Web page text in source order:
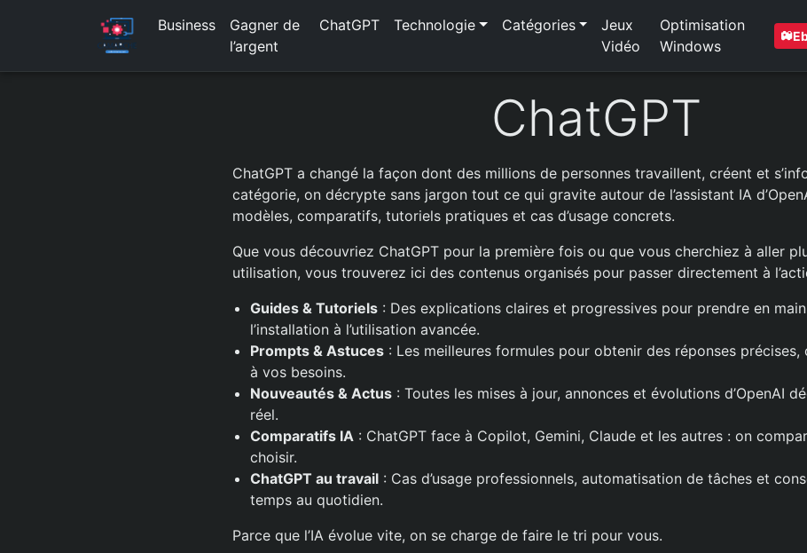
Business
Gagner de
l’argent
ChatGPT Technologie Catégories
Jeux
Vidéo
Optimisation
Windows
ChatGPT
ChatGPT a changé la façon dont des millions de personnes travaillent, créent et
catégorie, on décrypte sans jargon tout ce qui gravite autour de l’assistant IA
modèles, comparatifs, tutoriels pratiques et cas d’usage concrets.
Que vous découvriez ChatGPT pour la première fois ou que vous cherchiez à aller
utilisation, vous trouverez ici des contenus organisés pour passer directement à
Guides & Tutoriels : Des explications claires et progressives pour prendre en
l’installation à l’utilisation avancée.
Prompts & Astuces : Les meilleures formules pour obtenir des réponses
à vos besoins.
Nouveautés & Actus : Toutes les mises à jour, annonces et évolutions d’OpenAI
réel.
Comparatifs IA : ChatGPT face à Copilot, Gemini, Claude et les autres : on
choisir.
ChatGPT au travail : Cas d’usage professionnels, automatisation de tâches et
temps au quotidien.
Parce que l’IA évolue vite, on se charge de faire le tri pour vous.